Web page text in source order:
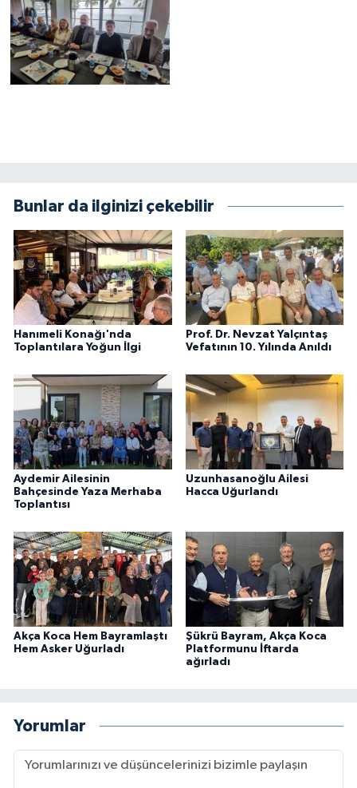
Bunlar da ilginizi çekebilir
Hanımeli Konağı'nda
Toplantılara Yoğun İlgi
Prof. Dr. Nevzat Yalçıntaş
Vefatının 10. Yılında Anıldı
Aydemir Ailesinin
Bahçesinde Yaza Merhaba
Toplantısı
Uzunhasanoğlu Ailesi
Hacca Uğurlandı
Akça Koca Hem Bayramlaştı
Hem Asker Uğurladı
Şükrü Bayram, Akça Koca
Platformunu İftarda
ağırladı
Yorumlar